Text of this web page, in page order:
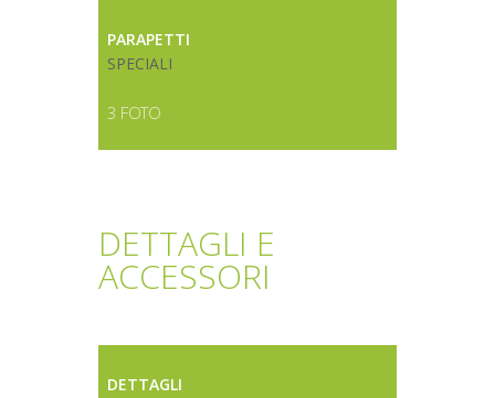
PARAPETTI
SPECIALI
3 FOTO
DETTAGLI E
ACCESSORI
DETTAGLI